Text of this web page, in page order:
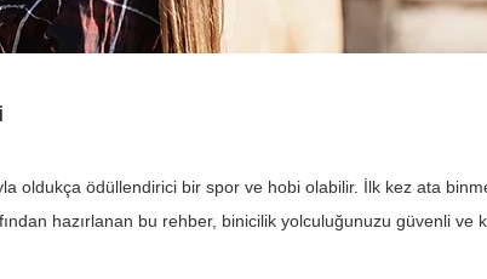
oldukça ödüllendirici bir spor ve hobi olabilir. İlk kez ata
hazırlanan bu rehber, binicilik yolculuğunuzu güvenli ve